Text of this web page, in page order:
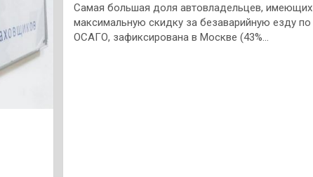
Самая большая доля автовладельцев, имеющих
максимальную скидку за безаварийную езду по
ОСАГО, зафиксирована в Москве (43%…